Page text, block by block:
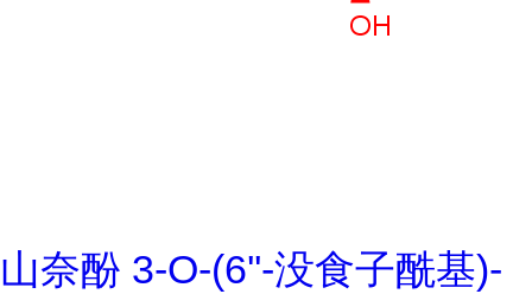
山奈酚 3-O-(6''-没食子酰基)-